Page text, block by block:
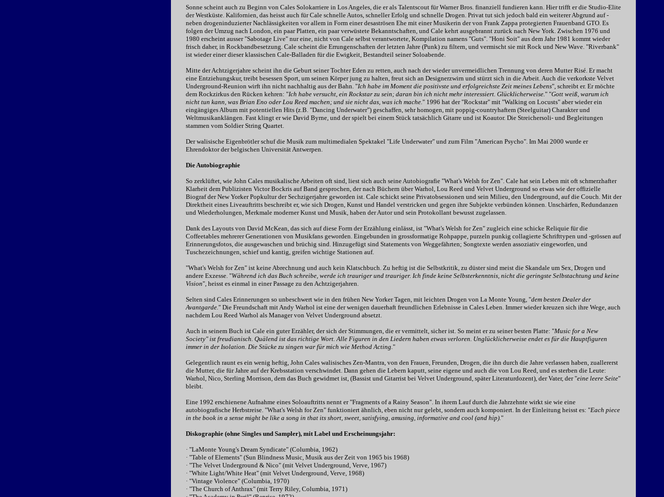
Sonne scheint auch zu Beginn von Cales Solokarriere in Los Angeles, die er als Talentscout für Warner Bros. finanziell fundieren kann. Hier trifft er die Studio-Elite
der Westküste. Kalifornien, das heisst auch für Cale schnelle Autos, schneller Erfolg und schnelle Drogen. Privat tut sich jedoch bald ein weiterer Abgrund auf -
neben drogeninduzierter Nachlässigkeiten vor allem in Form einer desaströsen Ehe mit einer Musikerin der von Frank Zappa protegierten Frauenband GTO. Es
folgen der Umzug nach London, ein paar Platten, ein paar verwüstete Bekanntschaften, und Cale kehrt ausgebrannt zurück nach New York. Zwischen 1976 und
1980 erscheint ausser "Sabotage Live" nur eine, nicht von Cale selbst verantwortete, Kompilation namens "Guts". "Honi Soit" aus dem Jahr 1981 kommt wieder
frisch daher, in Rockbandbesetzung. Cale scheint die Errungenschaften der letzten Jahre (Punk) zu filtern, und vermischt sie mit Rock und New Wave. "Riverbank"
ist wieder einer dieser klassischen Cale-Balladen für die Ewigkeit, Bestandteil seiner Soloabende.
Mitte der Achtzigerjahre scheint ihn die Geburt seiner Tochter Eden zu retten, auch nach der wieder unvermeidlichen Trennung von deren Mutter Risé. Er macht
eine Entziehungskur, treibt besessen Sport, um seinen Körper jung zu halten, freut sich an Designerzwirn und stürzt sich in die Arbeit. Auch die verkorkste Velvet
Underground-Reunion wirft ihn nicht nachhaltig aus der Bahn. "Ich habe im Moment die positivste und erfolgreichste Zeit meines Lebens", schreibt er. Er möchte
dem Rockzirkus den Rücken kehren: "Ich habe versucht, ein Rockstar zu sein; daran bin ich nicht mehr interessiert. Glücklicherweise." "Gott weiß, warum ich
nicht tun kann, was Brian Eno oder Lou Reed machen; und sie nicht das, was ich mache." 1996 hat der "Rockstar" mit "Walking on Locusts" aber wieder ein
eingängiges Album mit potentiellen Hits (z.B. "Dancing Underwater") geschaffen, sehr homogen, mit poppig-countryhaftem (Steelguitar) Charakter und
Weltmusikanklängen. Fast klingt er wie David Byrne, und der spielt bei einem Stück tatsächlich Gitarre und ist Koautor. Die Streichersoli- und Begleitungen
stammen vom Soldier String Quartet.
Der walisische Eigenbrötler schuf die Musik zum multimedialen Spektakel "Life Underwater" und zum Film "American Psycho". Im Mai 2000 wurde er
Ehrendoktor der belgischen Universität Antwerpen.
Die Autobiographie
So zerklüftet, wie John Cales musikalische Arbeiten oft sind, liest sich auch seine Autobiografie "What's Welsh for Zen". Cale hat sein Leben mit oft schmerzhafter
Klarheit dem Publizisten Victor Bockris auf Band gesprochen, der nach Büchern über Warhol, Lou Reed und Velvet Underground so etwas wie der offizielle
Biograf der New Yorker Popkultur der Sechzigerjahre geworden ist. Cale schickt seine Privatobsessionen und sein Milieu, den Underground, auf die Couch. Mit der
Direktheit eines Liveauftritts beschreibt er, wie sich Drogen, Kunst und Handel verstricken und gegen ihre Subjekte verbünden können. Unschärfen, Redundanzen
und Wiederholungen, Merkmale moderner Kunst und Musik, haben der Autor und sein Protokollant bewusst zugelassen.
Dank des Layouts von David McKean, das sich auf diese Form der Erzählung einlässt, ist "What's Welsh for Zen" zugleich eine schicke Reliquie für die
Coffeetables mehrerer Generationen von Musikfans geworden. Eingebunden in grossformatige Rohpappe, purzeln punkig collagierte Schrifttypen und -grössen auf
Erinnerungsfotos, die ausgewaschen und brüchig sind. Hinzugefügt sind Statements von Weggefährten; Songtexte werden assoziativ eingeworfen, und
Tuschezeichnungen, schief und kantig, greifen wichtige Stationen auf.
"What's Welsh for Zen" ist keine Abrechnung und auch kein Klatschbuch. Zu heftig ist die Selbstkritik, zu düster sind meist die Skandale um Sex, Drogen und
andere Exzesse. "Während ich das Buch schreibe, werde ich trauriger und trauriger. Ich finde keine Selbsterkenntnis, nicht die geringste Selbstachtung und keine
Vision", heisst es einmal in einer Passage zu den Achtzigerjahren.
Selten sind Cales Erinnerungen so unbeschwert wie in den frühen New Yorker Tagen, mit leichten Drogen von La Monte Young, "dem besten Dealer der
Avantgarde." Die Freundschaft mit Andy Warhol ist eine der wenigen dauerhaft freundlichen Erlebnisse in Cales Leben. Immer wieder kreuzen sich ihre Wege, auch
nachdem Lou Reed Warhol als Manager von Velvet Underground absetzt.
Auch in seinem Buch ist Cale ein guter Erzähler, der sich der Stimmungen, die er vermittelt, sicher ist. So meint er zu seiner besten Platte: "Music for a New
Society" ist freudianisch. Quälend ist das richtige Wort. Alle Figuren in den Liedern haben etwas verloren. Unglücklicherweise endet es für die Hauptfiguren
immer in der Isolation. Die Stücke zu singen war für mich wie Method Acting."
Gelegentlich raunt es ein wenig heftig, John Cales walisisches Zen-Mantra, von den Frauen, Freunden, Drogen, die ihn durch die Jahre verlassen haben, zuallererst
die Mutter, die für Jahre auf der Krebsstation verschwindet. Dann gehen die Lebern kaputt, seine eigene und auch die von Lou Reed, und es sterben die Leute:
Warhol, Nico, Sterling Morrison, dem das Buch gewidmet ist, (Bassist und Gitarrist bei Velvet Underground, später Literaturdozent), der Vater, der "eine leere Seite"
bleibt.
Eine 1992 erschienene Aufnahme eines Soloauftritts nennt er "Fragments of a Rainy Season". In ihrem Lauf durch die Jahrzehnte wirkt sie wie eine
autobiografische Herbstreise. "What's Welsh for Zen" funktioniert ähnlich, eben nicht nur gelebt, sondern auch komponiert. In der Einleitung heisst es: "Each piece
in the book in a sense might be like a song in that its short, sweet, satisfying, amusing, informative and cool (and hip)."
Diskographie (ohne Singles und Sampler), mit Label und Erscheinungsjahr:
· "LaMonte Young's Dream Syndicate" (Columbia, 1962)
· "Table of Elements" (Sun Blindness Music, Musik aus der Zeit von 1965 bis 1968)
· "The Velvet Underground & Nico" (mit Velvet Underground, Verve, 1967)
· "White Light/White Heat" (mit Velvet Underground, Verve, 1968)
· "Vintage Violence" (Columbia, 1970)
· "The Church of Anthrax" (mit Terry Riley, Columbia, 1971)